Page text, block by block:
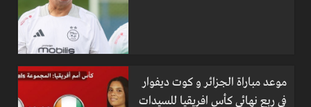
موعد مباراة الجزائر و كوت ديفوار
في ربع نهائي كأس افريقيا للسيدات